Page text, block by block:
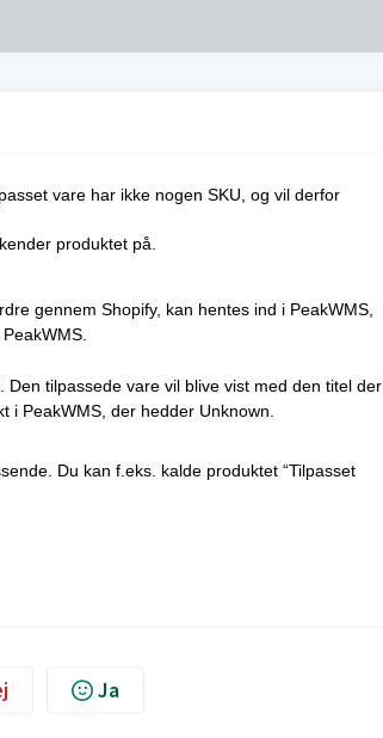
vare har ikke nogen SKU, og vil derfor
produktet på.
gennem Shopify, kan hentes ind i PeakWMS,
tilpassede vare vil blive vist med den titel der
PeakWMS, der hedder Unknown.
Du kan f.eks. kalde produktet “Tilpasset
Ja